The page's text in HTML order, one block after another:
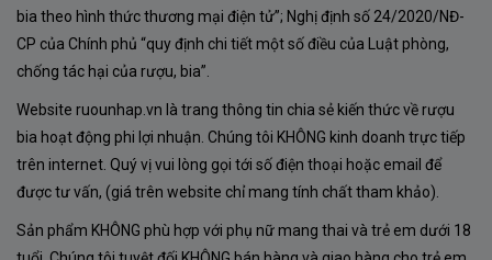
bia theo hình thức thương mại điện tử”; Nghị định số 24/2020/NĐ-
CP của Chính phủ “quy định chi tiết một số điều của Luật phòng,
chống tác hại của rượu, bia”.
Website ruounhap.vn là trang thông tin chia sẻ kiến thức về rượu
bia hoạt động phi lợi nhuận. Chúng tôi KHÔNG kinh doanh trực tiếp
trên internet. Quý vị vui lòng gọi tới số điện thoại hoặc email để
được tư vấn, (giá trên website chỉ mang tính chất tham khảo).
Sản phẩm KHÔNG phù hợp với phụ nữ mang thai và trẻ em dưới 18